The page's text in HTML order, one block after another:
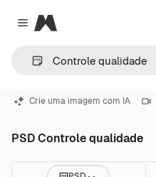
Close menu
Magnific
Crie uma imagem com IA
PSD Controle qualidade